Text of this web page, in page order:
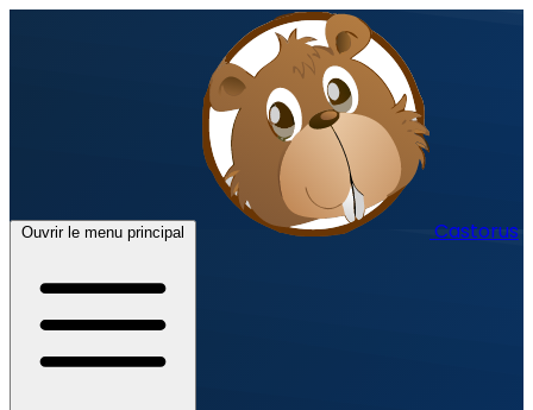
Ouvrir le menu principal Castorus